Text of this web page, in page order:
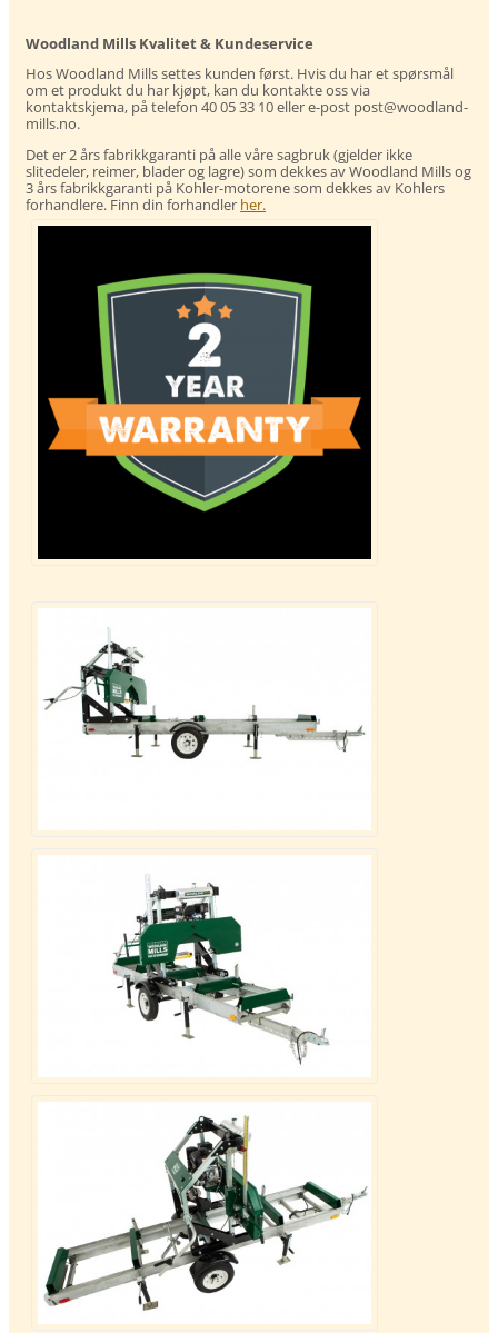
Woodland Mills Kvalitet & Kundeservice
Hos Woodland Mills settes kunden først. Hvis du har et spørsmål
om et produkt du har kjøpt, kan du kontakte oss via
kontaktskjema, på telefon 40 05 33 10 eller e-post post@woodland-
mills.no.
Det er 2 års fabrikkgaranti på alle våre sagbruk (gjelder ikke
slitedeler, reimer, blader og lagre) som dekkes av Woodland Mills og
3 års fabrikkgaranti på Kohler-motorene som dekkes av Kohlers
forhandlere. Finn din forhandler her.